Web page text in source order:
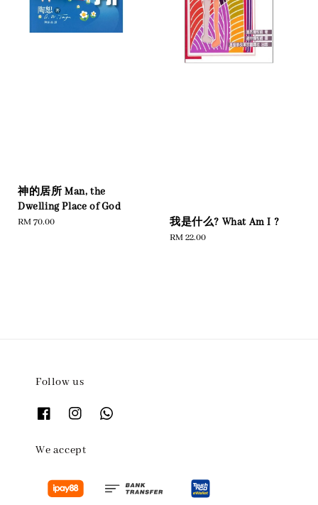
神的居所 Man, the
Dwelling Place of God
Regular
RM 70.00 我是什么? What Am I ?
Regular
RM 22.00
Follow us
We accept